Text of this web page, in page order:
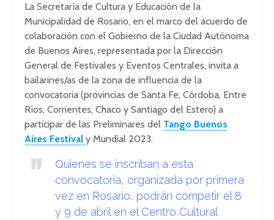
La Secretaría de Cultura y Educación de la
Municipalidad de Rosario, en el marco del acuerdo de
colaboración con el Gobierno de la Ciudad Autónoma
de Buenos Aires, representada por la Dirección
General de Festivales y Eventos Centrales, invita a
bailarines/as de la zona de influencia de la
convocatoria (provincias de Santa Fe, Córdoba, Entre
Ríos, Corrientes, Chaco y Santiago del Estero) a
participar de las Preliminares del Tango Buenos
Aires Festival y Mundial 2023.
Quienes se inscriban a esta
convocatoria, organizada por primera
vez en Rosario, podrán competir el 8
y 9 de abril en el Centro Cultural